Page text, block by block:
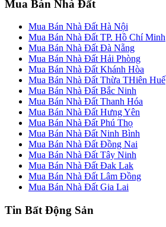
Mua Bán Nhà Đất
Mua Bán Nhà Đất Hà Nội
Mua Bán Nhà Đất TP. Hồ Chí Minh
Mua Bán Nhà Đất Đà Nẵng
Mua Bán Nhà Đất Hải Phòng
Mua Bán Nhà Đất Khánh Hòa
Mua Bán Nhà Đất Thừa THiên Huế
Mua Bán Nhà Đất Bắc Ninh
Mua Bán Nhà Đất Thanh Hóa
Mua Bán Nhà Đất Hưng Yên
Mua Bán Nhà Đất Phú Thọ
Mua Bán Nhà Đất Ninh Bình
Mua Bán Nhà Đất Đồng Nai
Mua Bán Nhà Đất Tây Ninh
Mua Bán Nhà Đất Đak Lak
Mua Bán Nhà Đất Lâm Đồng
Mua Bán Nhà Đất Gia Lai
Tin Bất Động Sản